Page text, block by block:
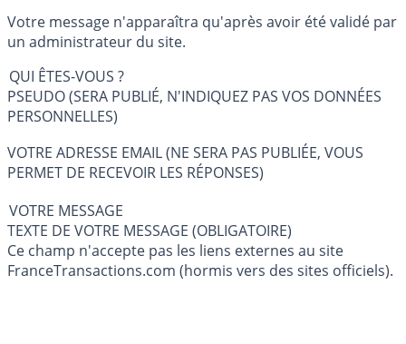
Votre message n'apparaîtra qu'après avoir été validé par
un administrateur du site.
QUI ÊTES-VOUS ?
PSEUDO (SERA PUBLIÉ, N'INDIQUEZ PAS VOS DONNÉES
PERSONNELLES)
VOTRE ADRESSE EMAIL (NE SERA PAS PUBLIÉE, VOUS
PERMET DE RECEVOIR LES RÉPONSES)
VOTRE MESSAGE
TEXTE DE VOTRE MESSAGE (OBLIGATOIRE)
Ce champ n'accepte pas les liens externes au site
FranceTransactions.com (hormis vers des sites officiels).